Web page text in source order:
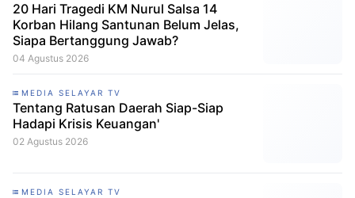
20 Hari Tragedi KM Nurul Salsa 14
Korban Hilang Santunan Belum Jelas,
Siapa Bertanggung Jawab?
04 Agustus 2026
MEDIA SELAYAR TV
Tentang Ratusan Daerah Siap-Siap
Hadapi Krisis Keuangan'
02 Agustus 2026
MEDIA SELAYAR TV